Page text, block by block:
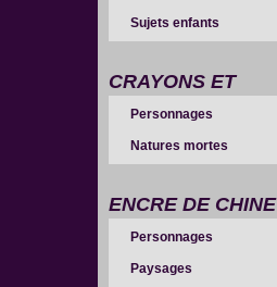
Sujets enfants
CRAYONS ET
SANGUINES
Personnages
Natures mortes
ENCRE DE CHINE
Personnages
Paysages